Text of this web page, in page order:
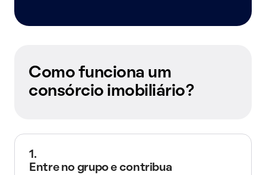
Como funciona um
consórcio imobiliário?
1.
Entre no grupo e contribua